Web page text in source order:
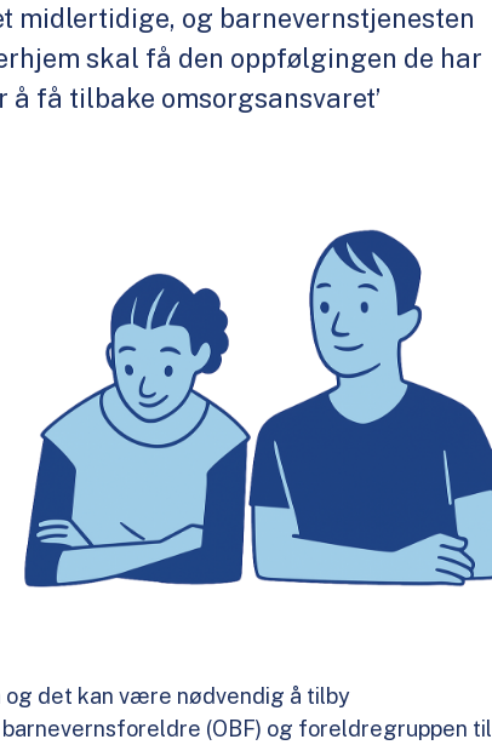
midlertidige, og barnevernstjenesten
skal få den oppfølgingen de har
få tilbake omsorgsansvaret’
det kan være nødvendig å tilby
(OBF) og foreldregruppen til